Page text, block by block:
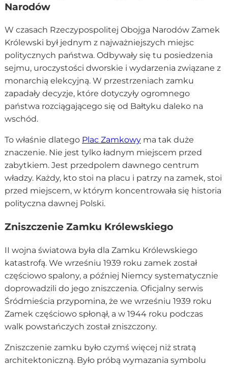
Narodów
W czasach Rzeczypospolitej Obojga Narodów Zamek
Królewski był jednym z najważniejszych miejsc
politycznych państwa. Odbywały się tu posiedzenia
sejmu, uroczystości dworskie i wydarzenia związane z
monarchią elekcyjną. W przestrzeniach zamku
zapadały decyzje, które dotyczyły ogromnego
państwa rozciągającego się od Bałtyku daleko na
wschód.
To właśnie dlatego Plac Zamkowyma tak duże
znaczenie. Nie jest tylko ładnym miejscem przed
zabytkiem. Jest przedpolem dawnego centrum
władzy. Każdy, kto stoi na placu i patrzy na zamek, stoi
przed miejscem, w którym koncentrowała się historia
polityczna dawnej Polski.
Zniszczenie Zamku Królewskiego
II wojna światowa była dla Zamku Królewskiego
katastrofą. We wrześniu 1939 roku zamek został
częściowo spalony, a później Niemcy systematycznie
doprowadzili do jego zniszczenia. Oficjalny serwis
Śródmieścia przypomina, że we wrześniu 1939 roku
Zamek częściowo spłonął, a w 1944 roku podczas
walk powstańczych został zniszczony.
Zniszczenie zamku było czymś więcej niż stratą
architektoniczną. Było próbą wymazania symbolu